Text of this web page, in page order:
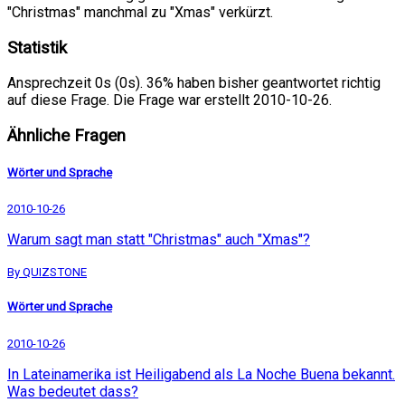
"Christmas" manchmal zu "Xmas" verkürzt.
Statistik
Ansprechzeit 0s (0s). 36% haben bisher geantwortet richtig
auf diese Frage. Die Frage war erstellt 2010-10-26.
Ähnliche Fragen
Wörter und Sprache
2010-10-26
Warum sagt man statt "Christmas" auch "Xmas"?
By QUIZSTONE
Wörter und Sprache
2010-10-26
In Lateinamerika ist Heiligabend als La Noche Buena bekannt.
Was bedeutet dass?